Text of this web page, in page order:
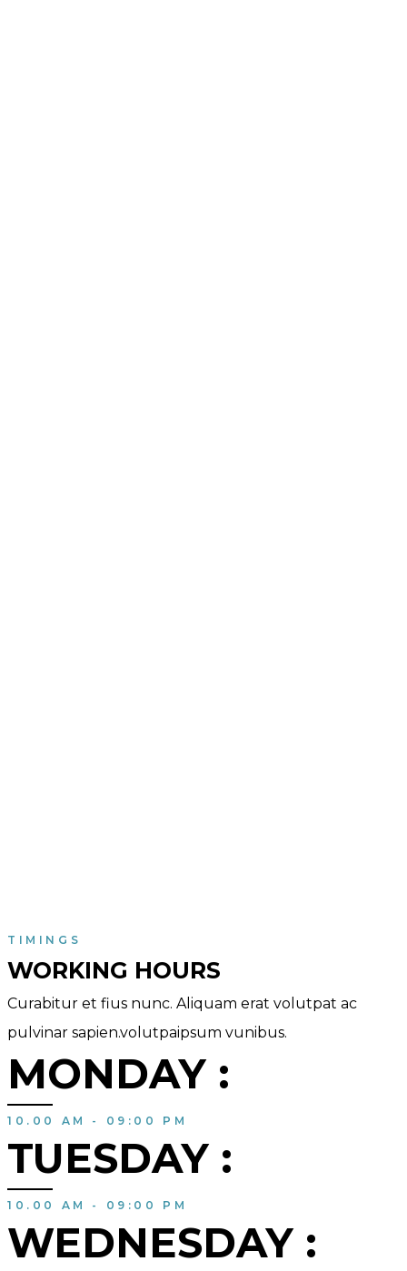
TIMINGS
WORKING HOURS
Curabitur et fius nunc. Aliquam erat volutpat ac
pulvinar sapien.volutpaipsum vunibus.
MONDAY :
10.00 AM - 09:00 PM
TUESDAY :
10.00 AM - 09:00 PM
WEDNESDAY :